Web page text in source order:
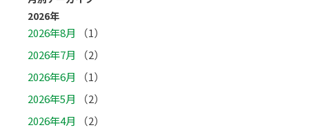
2026年
2026年8月
（1）
2026年7月
（2）
2026年6月
（1）
2026年5月
（2）
2026年4月
（2）